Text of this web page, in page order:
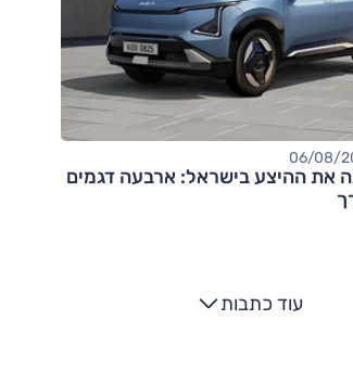
את ההיצע בישראל: ארבעה דגמים
עוד כתבות